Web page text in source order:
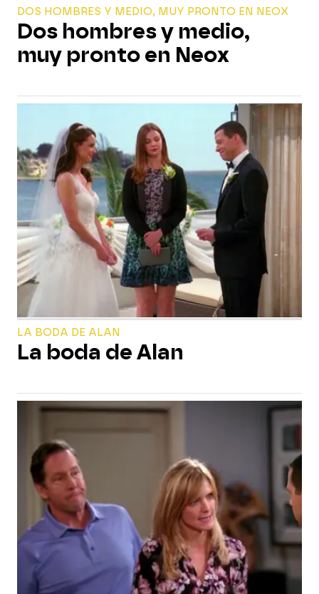
DOS HOMBRES Y MEDIO, MUY PRONTO EN NEOX
Dos hombres y medio,
muy pronto en Neox
LA BODA DE ALAN
La boda de Alan